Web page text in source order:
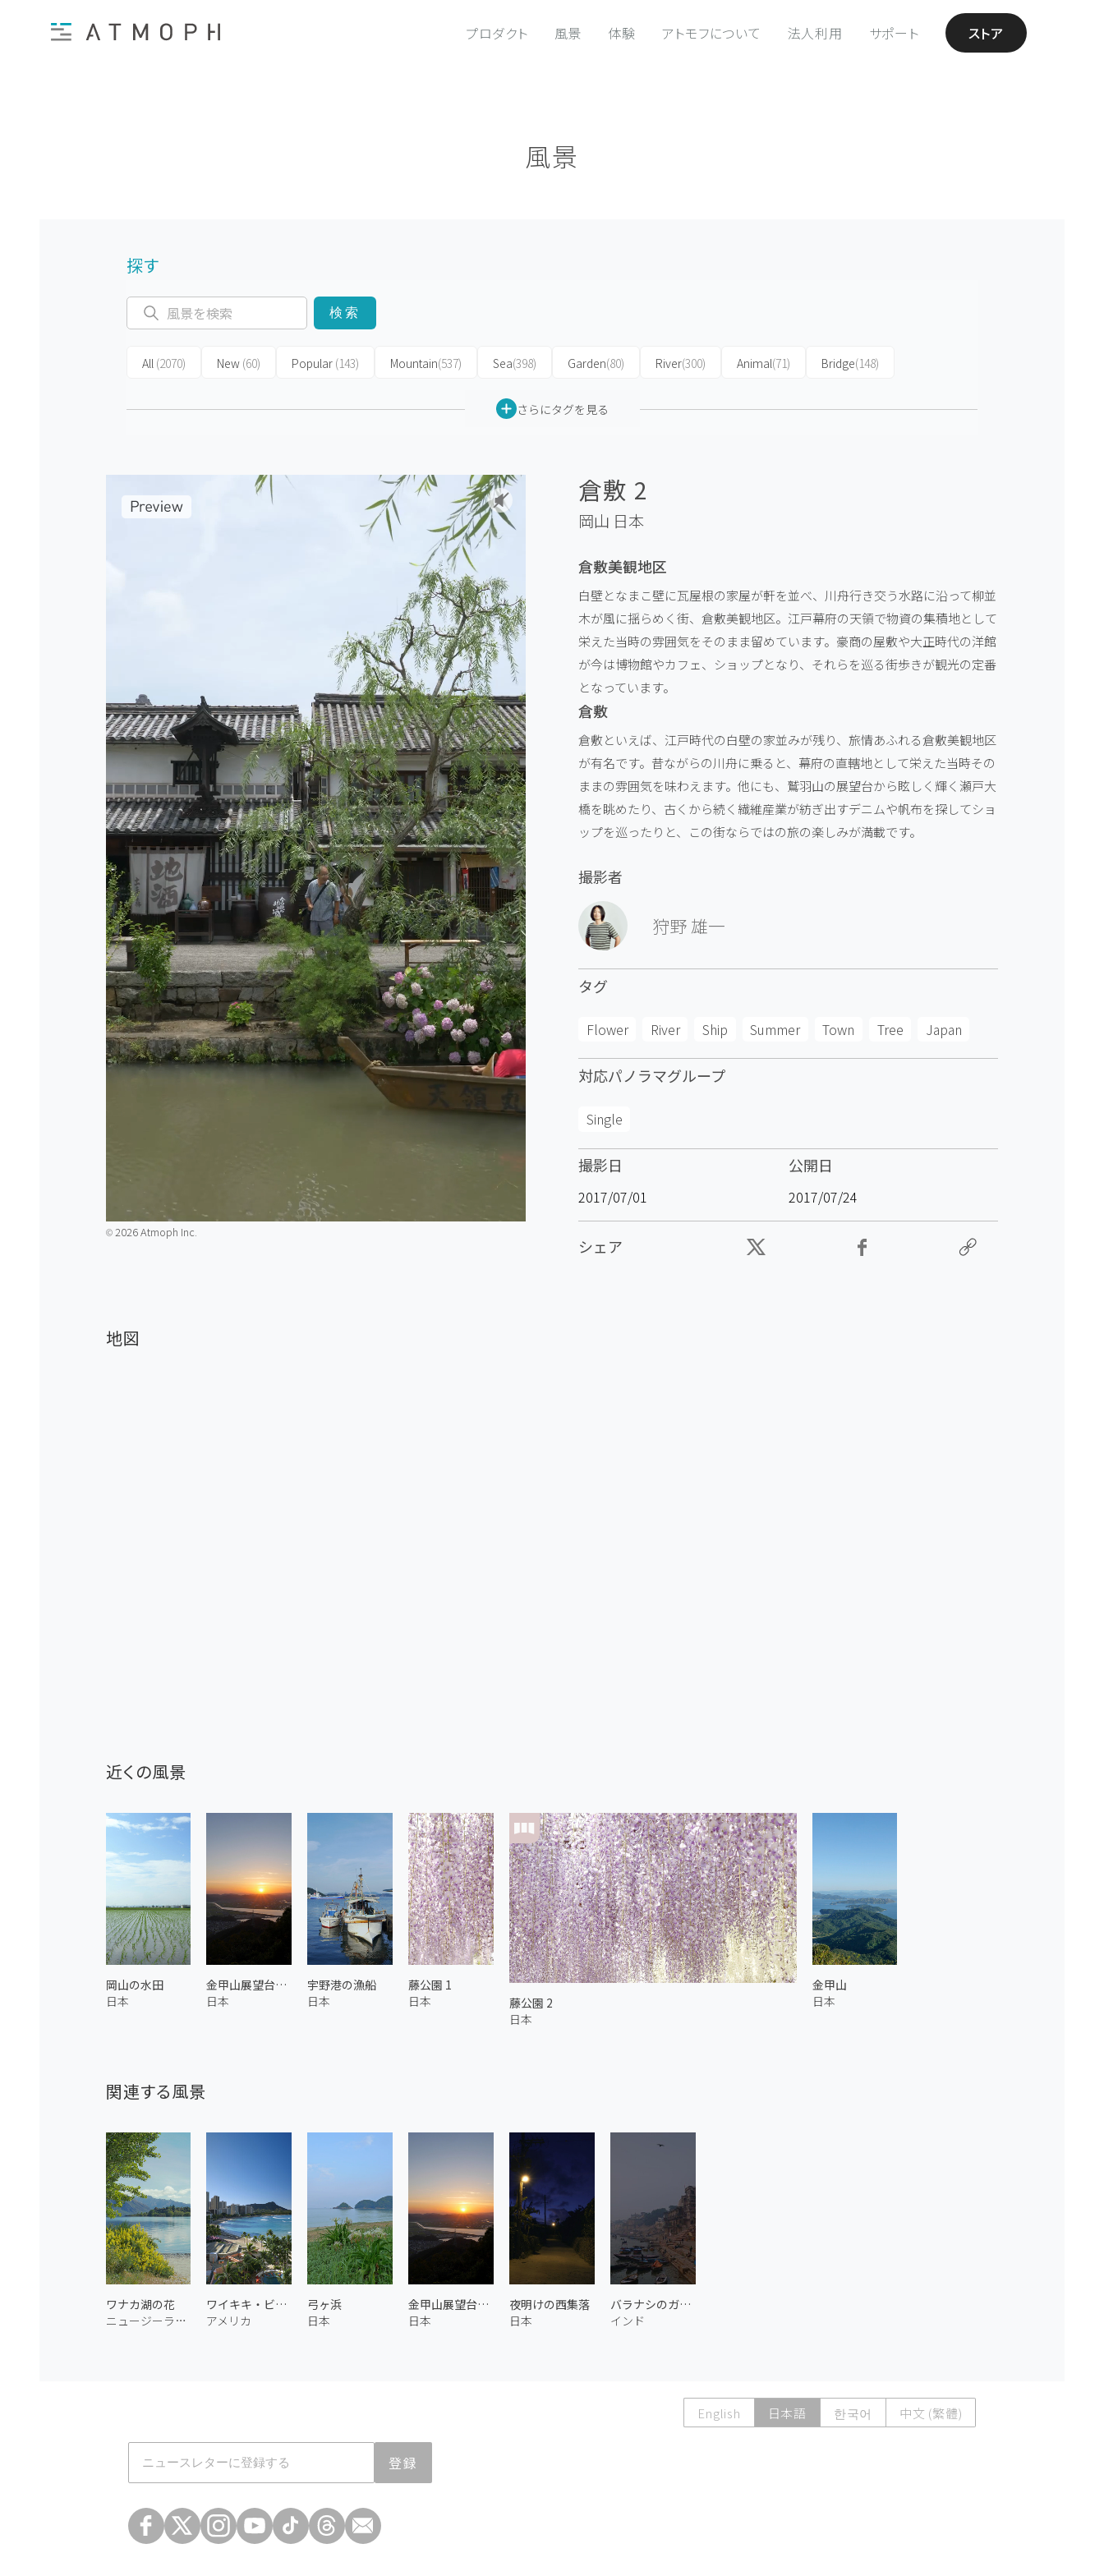
プロダクト 風景 体験 アトモフについて 法人利用 サポート ストア
風景
探す
検索
All (2070) New (60) Popular (143) Mountain(537) Sea(398) Garden(80) River(300) Animal(71) Bridge(148)
さらにタグを見る
©️2026 Atmoph Inc.
倉敷 2
岡山 日本
倉敷美観地区
白壁となまこ壁に瓦屋根の家屋が軒を並べ、川舟行き交う水路に沿って柳並
木が風に揺らめく街、倉敷美観地区。江戸幕府の天領で物資の集積地として
栄えた当時の雰囲気をそのまま留めています。豪商の屋敷や大正時代の洋館
が今は博物館やカフェ、ショップとなり、それらを巡る街歩きが観光の定番
となっています。
倉敷
倉敷といえば、江戸時代の白壁の家並みが残り、旅情あふれる倉敷美観地区
が有名です。昔ながらの川舟に乗ると、幕府の直轄地として栄えた当時その
ままの雰囲気を味わえます。他にも、鷲羽山の展望台から眩しく輝く瀬戸大
橋を眺めたり、古くから続く繊維産業が紡ぎ出すデニムや帆布を探してショ
ップを巡ったりと、この街ならではの旅の楽しみが満載です。
撮影者
狩野 雄一
タグ
Flower River Ship Summer Town Tree Japan
対応パノラマグループ
Single
撮影日
2017/07/01
公開日
2017/07/24
シェア
地図
近くの風景
岡山の水田
日本
金甲山展望台からの夕日
日本
宇野港の漁船
日本
藤公園 1
日本
藤公園 2
日本
金甲山
日本
関連する風景
ワナカ湖の花
ニュージーランド
ワイキキ・ビーチ 2
アメリカ
弓ヶ浜
日本
金甲山展望台からの夕日
日本
夜明けの西集落
日本
バラナシのガート 2
インド
English 日本語 한국어 中文 (繁體)
Atmoph News
登録